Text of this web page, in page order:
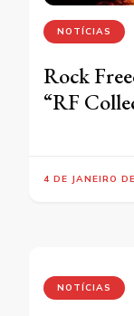
NOTÍCIAS
Rock
“RF
4 DE JANEIRO
NOTÍCIAS